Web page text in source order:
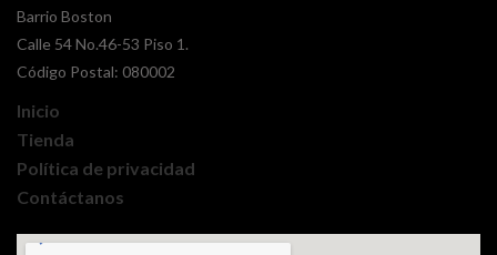
Barrio Boston
Calle 54 No.46-53 Piso 1.
Código Postal: 080002
Inicio
Tienda
Política de privacidad
Contáctanos